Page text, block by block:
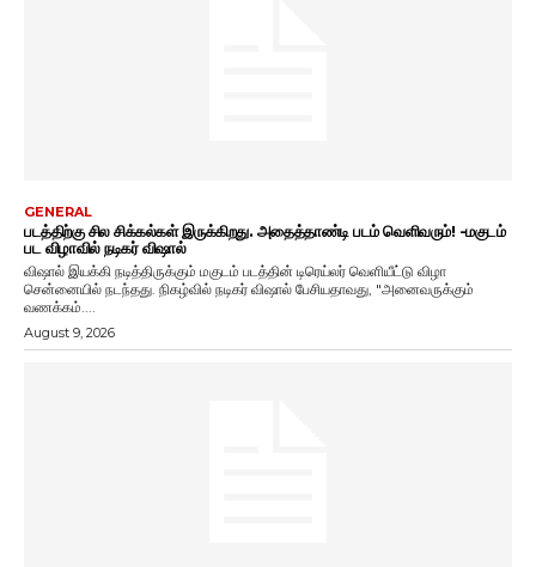
GENERAL
படத்திற்கு சில சிக்கல்கள் இருக்கிறது. அதைத்தாண்டி படம் வெளிவரும்! -மகுடம்
பட விழாவில் நடிகர் விஷால்
விஷால் இயக்கி நடித்திருக்கும் மகுடம் படத்தின் டிரெய்லர் வெளியீட்டு விழா
சென்னையில் நடந்தது. நிகழ்வில் நடிகர் விஷால் பேசியதாவது, "அனைவருக்கும்
வணக்கம்....
August 9, 2026